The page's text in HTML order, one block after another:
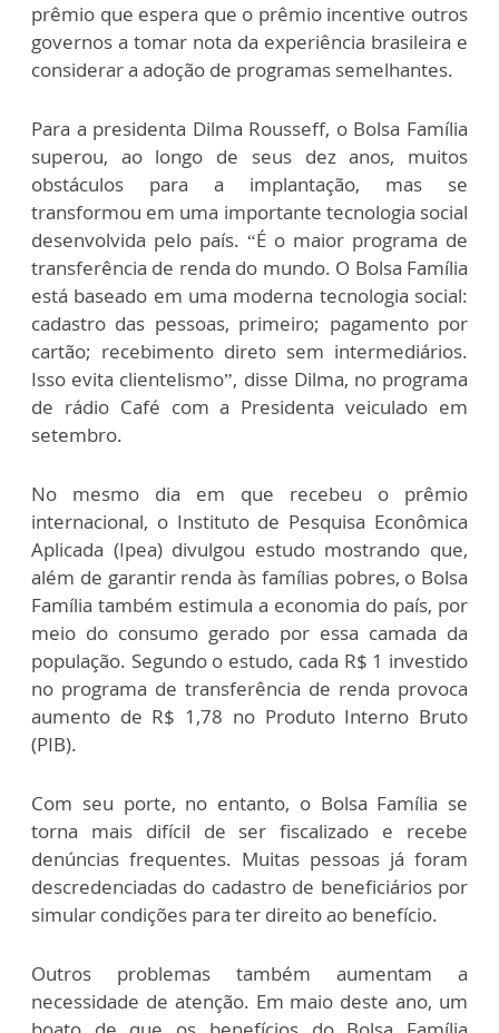
prêmio que espera que o prêmio incentive outros
governos a tomar nota da experiência brasileira e
considerar a adoção de programas semelhantes.
Para a presidenta Dilma Rousseff, o Bolsa Família
superou, ao longo de seus dez anos, muitos
obstáculos para a implantação, mas se
transformou em uma importante tecnologia social
desenvolvida pelo país. “É o maior programa de
transferência de renda do mundo. O Bolsa Família
está baseado em uma moderna tecnologia social:
cadastro das pessoas, primeiro; pagamento por
cartão; recebimento direto sem intermediários.
Isso evita clientelismo”, disse Dilma, no programa
de rádio Café com a Presidenta veiculado em
setembro.
No mesmo dia em que recebeu o prêmio
internacional, o Instituto de Pesquisa Econômica
Aplicada (Ipea) divulgou estudo mostrando que,
além de garantir renda às famílias pobres, o Bolsa
Família também estimula a economia do país, por
meio do consumo gerado por essa camada da
população. Segundo o estudo, cada R$ 1 investido
no programa de transferência de renda provoca
aumento de R$ 1,78 no Produto Interno Bruto
(PIB).
Com seu porte, no entanto, o Bolsa Família se
torna mais difícil de ser fiscalizado e recebe
denúncias frequentes. Muitas pessoas já foram
descredenciadas do cadastro de beneficiários por
simular condições para ter direito ao benefício.
Outros problemas também aumentam a
necessidade de atenção. Em maio deste ano, um